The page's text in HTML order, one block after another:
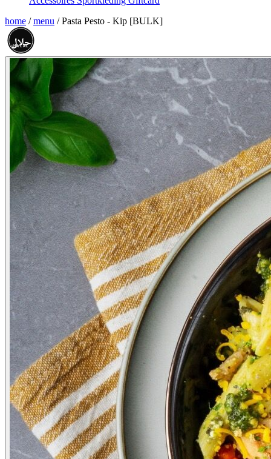
home / menu / Pasta Pesto - Kip [BULK]
حلال
HALAL